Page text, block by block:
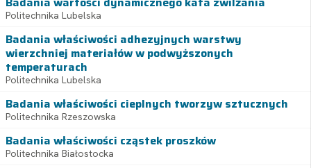
Politechnika Lubelska
Badania właściwości adhezyjnych warstwy
wierzchniej materiałów w podwyższonych
temperaturach
Politechnika Lubelska
Badania właściwości cieplnych tworzyw sztucznych
Politechnika Rzeszowska
Badania właściwości cząstek proszków
Politechnika Białostocka